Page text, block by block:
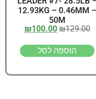
12.93KG – 0.46MM –
50M
₪129.00
₪100.00
הוספה לסל